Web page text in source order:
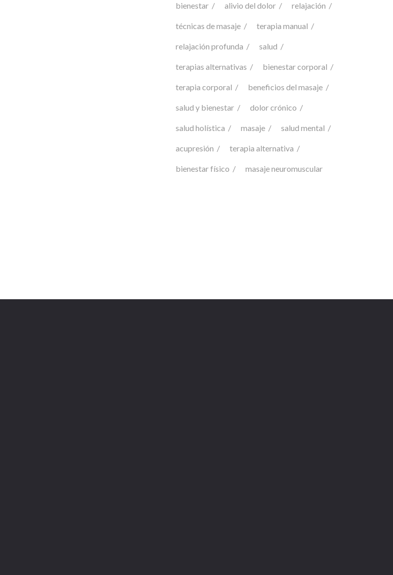
bienestar alivio del dolor relajación
técnicas de masaje terapia manual
relajación profunda salud
terapias alternativas bienestar corporal
terapia corporal beneficios del masaje
salud y bienestar dolor crónico
salud holística masaje salud mental
acupresión terapia alternativa
bienestar físico masaje neuromuscular